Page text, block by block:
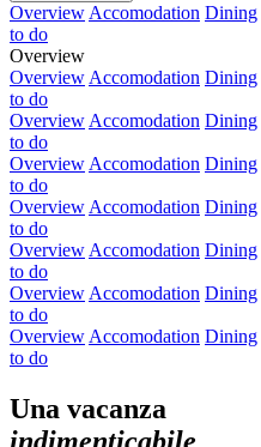
Overview Accomodation Dining
to do
Overview
Overview Accomodation Dining
to do
Overview Accomodation Dining
to do
Overview Accomodation Dining
to do
Overview Accomodation Dining
to do
Overview Accomodation Dining
to do
Overview Accomodation Dining
to do
Overview Accomodation Dining
to do
Una vacanza
indimenticabile